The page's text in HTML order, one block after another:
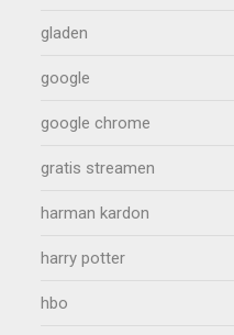
gladen
google
google chrome
gratis streamen
harman kardon
harry potter
hbo